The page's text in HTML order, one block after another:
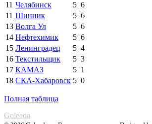
11 Челябинск 5 6
11 Шинник 5 6
13 Волга Ул 5 6
14 Нефтехимик 5 6
15 Ленинградец 5 4
16 Текстильщик 5 3
17 КАМАЗ 5 1
18 СКА-Хабаровск 5 0
Полная таблица
Goleada